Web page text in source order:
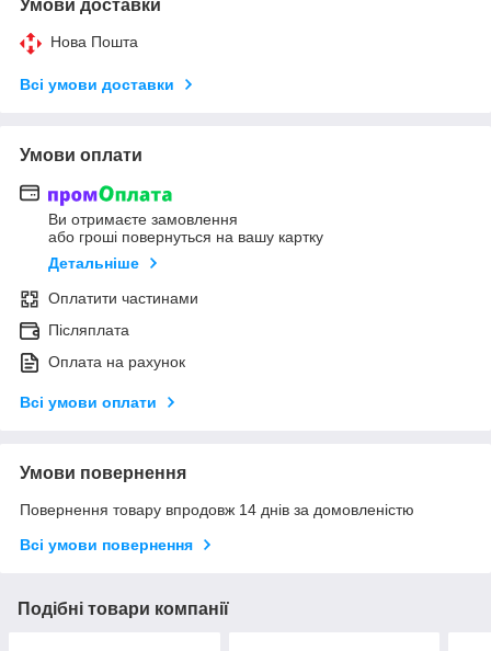
Умови доставки
Нова Пошта
Всі умови доставки
Умови оплати
Ви отримаєте замовлення
або гроші повернуться на вашу картку
Детальніше
Оплатити частинами
Післяплата
Оплата на рахунок
Всі умови оплати
Умови повернення
Повернення товару впродовж 14 днів за домовленістю
Всі умови повернення
Подібні товари компанії